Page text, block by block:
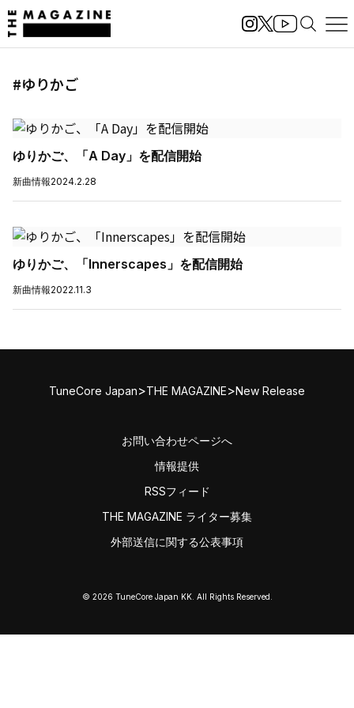
#ゆりかご
ゆりかご、「A Day」を配信開始
新曲情報2024.2.28
ゆりかご、「Innerscapes」を配信開始
新曲情報2022.11.3
TuneCore Japan>THE MAGAZINE>New Release
お問い合わせページへ
情報提供
RSSフィード
THE MAGAZINE ライター募集
外部送信に関する公表事項
© 2026 TuneCore Japan KK. All Rights Reserved.